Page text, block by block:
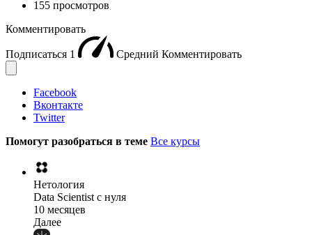
155 просмотров
Комментировать
Подписаться 1 Средний Комментировать
Facebook
Вконтакте
Twitter
Помогут разобраться в теме Все курсы
Нетология
Data Scientist с нуля
10 месяцев
Далее